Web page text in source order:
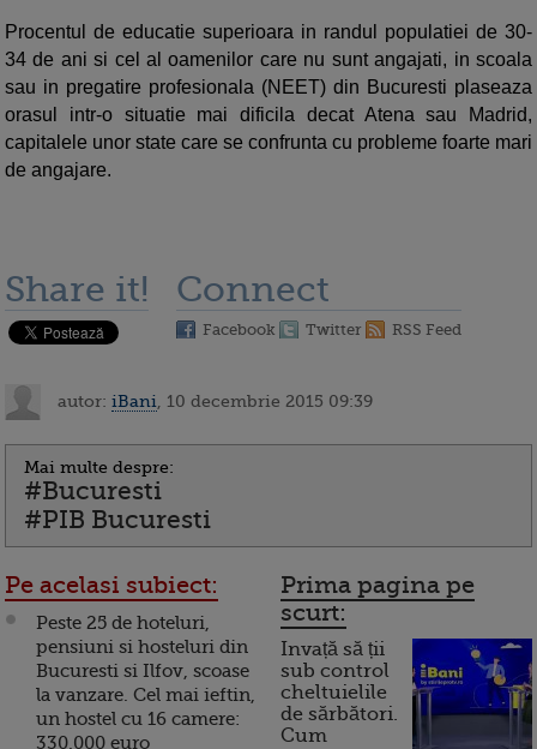
Procentul de educatie superioara in randul populatiei de 30-
34 de ani si cel al oamenilor care nu sunt angajati, in scoala
sau in pregatire profesionala (NEET) din Bucuresti plaseaza
orasul intr-o situatie mai dificila decat Atena sau Madrid,
capitalele unor state care se confrunta cu probleme foarte mari
de angajare.
Share it! Connect
Facebook Twitter RSS Feed
autor: iBani , 10 decembrie 2015 09:39
Mai multe despre:
#Bucuresti
#PIB Bucuresti
Pe acelasi subiect:
Peste 25 de hoteluri,
pensiuni si hosteluri din
Bucuresti si Ilfov, scoase
la vanzare. Cel mai ieftin,
un hostel cu 16 camere:
330.000 euro
Prima pagina pe
scurt:
Invață să ții
sub control
cheltuielile
de sărbători.
Cum